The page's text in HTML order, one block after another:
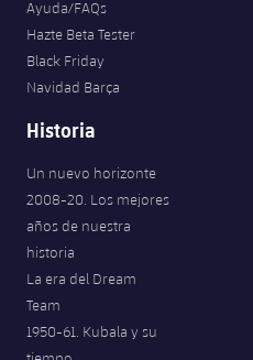
Ayuda/FAQs
Hazte Beta Tester
Black Friday
Navidad Barça
Historia
Un nuevo horizonte
2008-20. Los mejores
años de nuestra
historia
La era del Dream
Team
1950-61. Kubala y su